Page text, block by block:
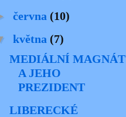
června (10)
května (7)
MEDIÁLNÍ MAGNÁT
A JEHO
PREZIDENT
LIBERECKÉ